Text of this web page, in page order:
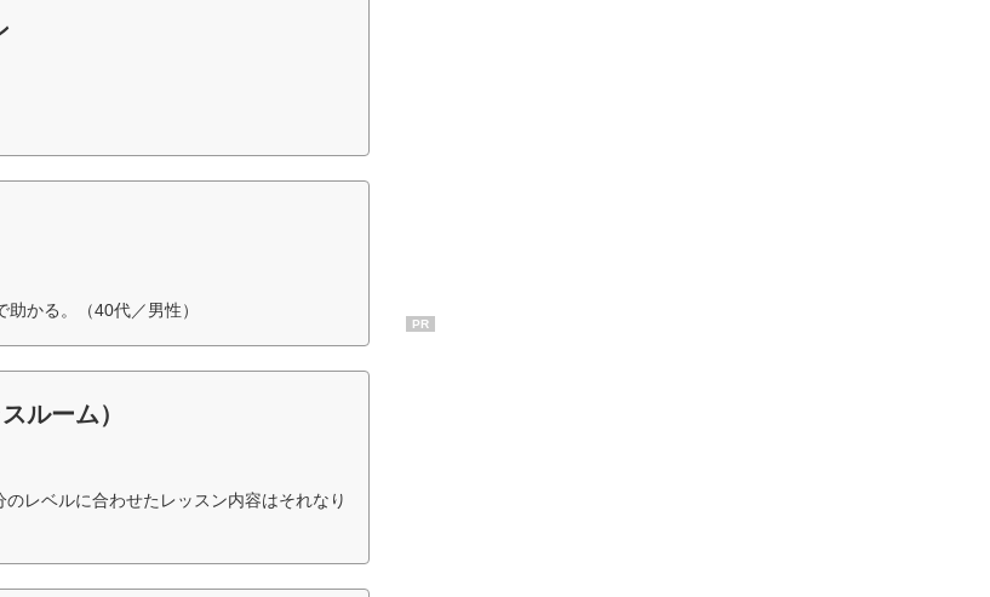
かる。（40代／男性）
ルーム）
レベルに合わせたレッスン内容はそれなり
PR